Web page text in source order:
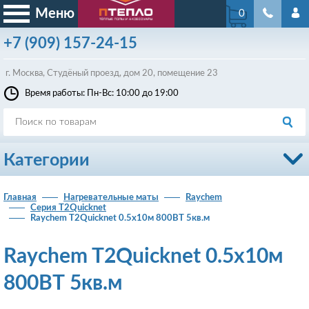
Меню
+7 (909) 157-24-15
г. Москва, Студёный проезд, дом 20, помещение 23
0
Время работы: Пн-Вс: 10:00 до 19:00
Категории
Главная Нагревательные маты
Raychem
Cерия T2Quicknet
Raychem T2Quicknet 0.5х10м 800ВТ 5кв.м
Raychem T2Quicknet 0.5х10м
800ВТ 5кв.м